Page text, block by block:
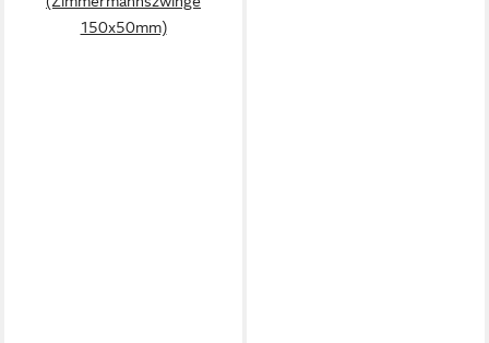
150x50mm)